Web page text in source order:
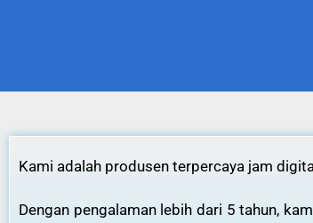
Kami adalah produsen terpercaya jam
Dengan pengalaman lebih dari 5 tahun,